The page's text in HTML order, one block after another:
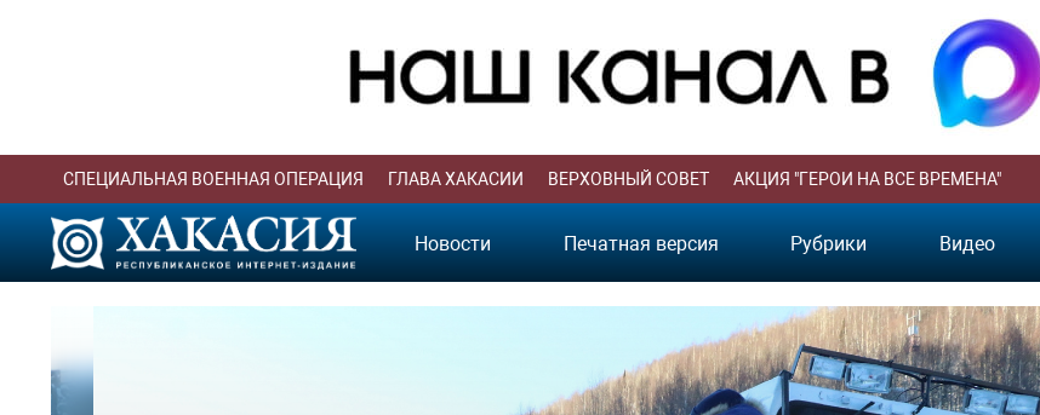
СПЕЦИАЛЬНАЯ ВОЕННАЯ ОПЕРАЦИЯ ГЛАВА ХАКАСИИ ВЕРХОВНЫЙ СОВЕТ АКЦИЯ "ГЕРОИ НА ВСЕ ВРЕМЕНА"
Новости Печатная версия Рубрики Видео